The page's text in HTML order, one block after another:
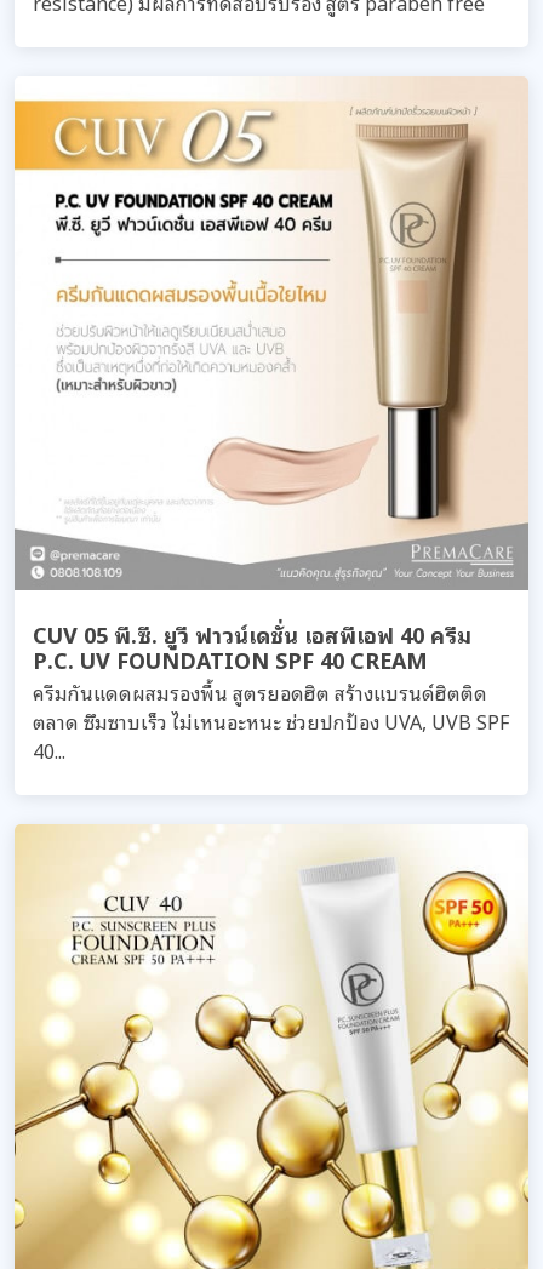
CUV 05 พี.ซี. ยูวี ฟาวน์เดชั่น เอสพีเอฟ 40 ครีม
P.C. UV FOUNDATION SPF 40 CREAM
ครีมกันแดดผสมรองพื้น สูตรยอดฮิต สร้างแบรนด์ฮิตติด
ตลาด ซึมซาบเร็ว ไม่เหนอะหนะ ช่วยปกป้อง UVA, UVB SPF
40...